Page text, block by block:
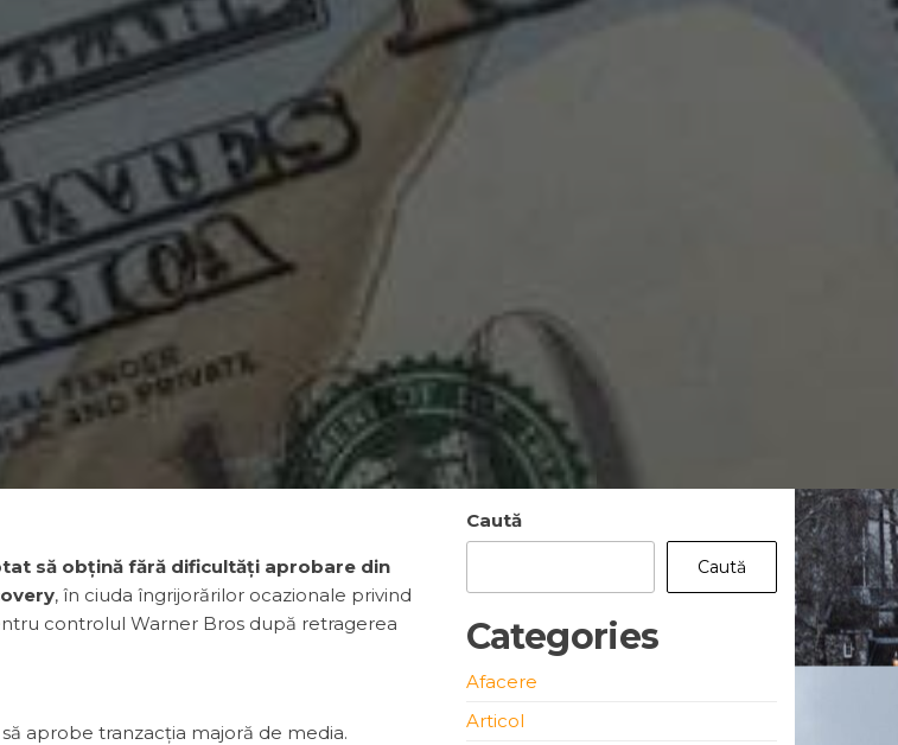
să obțină fără dificultăți aprobare din
, în ciuda îngrijorărilor ocazionale privind
controlul Warner Bros după retragerea
aprobe tranzacția majoră de media.
Caută
Caută
Categories
Afacere
Articol